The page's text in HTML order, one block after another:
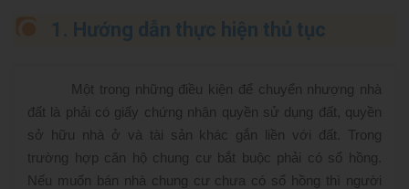
1. Hướng dẫn thực hiện thủ tục
Một trong những điều kiện để chuyển nhượng nhà
đất là phải có giấy chứng nhận quyền sử dụng đất, quyền
sở hữu nhà ở và tài sản khác gắn liền với đất. Trong
trường hợp căn hộ chung cư bắt buộc phải có sổ hồng.
Nếu muốn bán nhà chung cư chưa có sổ hồng thì người